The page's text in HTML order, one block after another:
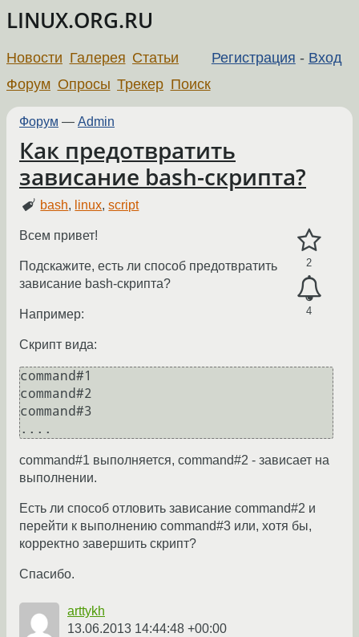
LINUX.ORG.RU
Регистрация - Вход
Новости Галерея Статьи
Форум Опросы Трекер Поиск
Форум — Admin
Как предотвратить
зависание bash-скрипта?
bash, linux,script
2
4
Всем привет!
Подскажите, есть ли способ предотвратить
зависание bash-скрипта?
Например:
Скрипт вида:
command#1
command#2
command#3
command#1 выполняется, command#2 - зависает на
выполнении.
Есть ли способ отловить зависание command#2 и
перейти к выполнению command#3 или, хотя бы,
корректно завершить скрипт?
Спасибо.
arttykh
13.06.2013 14:44:48 +00:00